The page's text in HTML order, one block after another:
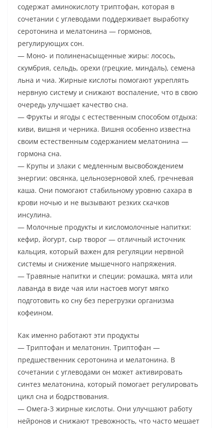
содержат аминокислоту триптофан, которая в
сочетании с углеводами поддерживает выработку
серотонина и мелатонина — гормонов,
регулирующих сон.
— Моно- и полиненасыщенные жиры: лосось,
скумбрия, сельдь, орехи (грецкие, миндаль), семена
льна и чиа. Жирные кислоты помогают укреплять
нервную систему и снижают воспаление, что в свою
очередь улучшает качество сна.
— Фрукты и ягоды с естественным способом отдыха:
киви, вишня и черника. Вишня особенно известна
своим естественным содержанием мелатонина —
гормона сна.
— Крупы и злаки с медленным высвобождением
энергии: овсянка, цельнозерновой хлеб, гречневая
каша. Они помогают стабильному уровню сахара в
крови ночью и не вызывают резких скачков
инсулина.
— Молочные продукты и кисломолочные напитки:
кефир, йогурт, сыр творог — отличный источник
кальция, который важен для регуляции нервной
системы и снижение мышечного напряжения.
— Травяные напитки и специи: ромашка, мята или
лаванда в виде чая или настоев могут мягко
подготовить ко сну без перегрузки организма
кофеином.
Как именно работают эти продукты
— Триптофан и мелатонин. Триптофан —
предшественник серотонина и мелатонина. В
сочетании с углеводами он может активировать
синтез мелатонина, который помогает регулировать
цикл сна и бодрствования.
— Омега-3 жирные кислоты. Они улучшают работу
нейронов и снижают тревожность, что часто мешает